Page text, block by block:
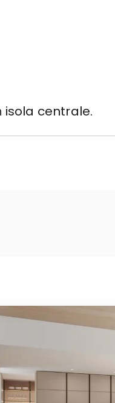
isola centrale.